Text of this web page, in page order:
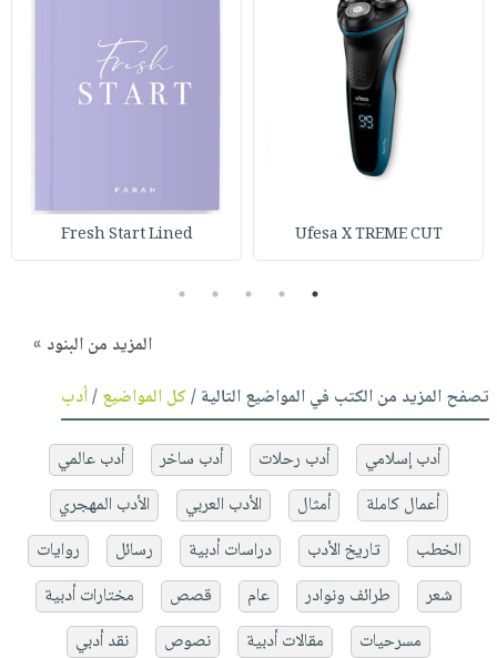
Ufesa X TREME CUT
Fresh Start Lined
1
2
3
4
5
المزيد من البنود »
تصفح المزيد من الكتب في المواضيع التالية /كل المواضيع/أدب
أدب إسلامي أدب رحلات أدب ساخر
أدب عالمي
أعمال كاملة
أمثال الأدب العربي
الأدب المهجري
الخطب
تاريخ الأدب دراسات أدبية رسائل
روايات
شعر
طرائف ونوادر عام قصص
مختارات أدبية
مسرحيات
مقالات أدبية نصوص نقد أدبي